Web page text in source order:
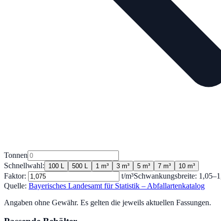
Tonnen
Schnellwahl:
100 L 500 L 1 m³ 3 m³ 5 m³ 7 m³ 10 m³
Faktor: t/m³Schwankungsbreite: 1,05–
Quelle: Bayerisches Landesamt für Statistik – Abfallartenkatalog
Angaben ohne Gewähr. Es gelten die jeweils aktuellen Fassungen.